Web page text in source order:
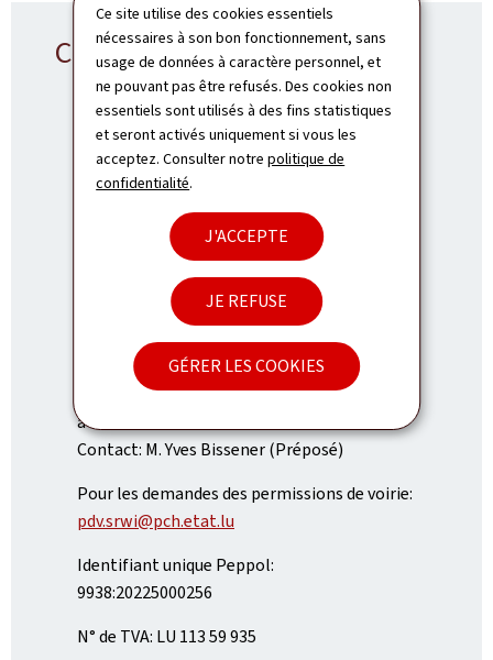
Ce site utilise des cookies essentiels
nécessaires à son bon fonctionnement, sans
usage de données à caractère personnel, et
ne pouvant pas être refusés. Des cookies non
essentiels sont utilisés à des fins statistiques
et seront activés uniquement si vous les
acceptez. Consulter notrepolitique de
confidentialité.
J'ACCEPTE
JE REFUSE
GÉRER LES COOKIES
Contact SRWI
Service Régional - Wiltz
27, rue du ChâteauL-9516Wiltz
Luxembourg
(+352) 2846-3600
srwi@pch.etat.lu
Heures d'ouverture: de 8h à 11h30 et de 13h30
à 16h
Contact: M. Yves Bissener (Préposé)
Pour les demandes des permissions de voirie:
pdv.srwi@pch.etat.lu
Identifiant unique Peppol:
9938:20225000256
N° de TVA: LU 113 59 935